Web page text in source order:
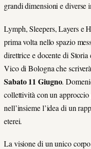
grandi dimensioni e
Lymph, Sleepers, Layers e
prima volta nello spazio
direttrice e docente di Storia
Vico di Bologna che
Sabato 11 Giugno.
collettività con un
nell’insieme l’idea di un
eterei.
La visione di un unico